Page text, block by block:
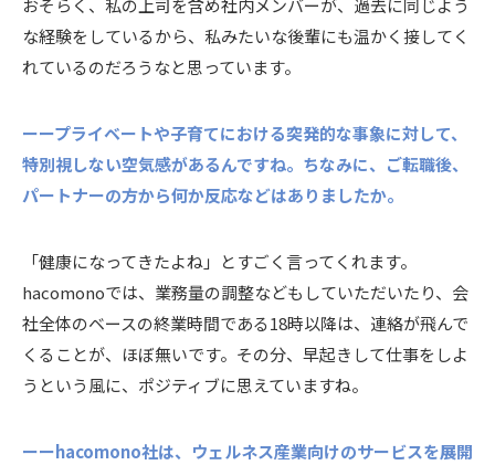
おそらく、私の上司を含め社内メンバーが、過去に同じよう
な経験をしているから、私みたいな後輩にも温かく接してく
れているのだろうなと思っています。
ーープライベートや子育てにおける突発的な事象に対して、
特別視しない空気感があるんですね。ちなみに、ご転職後、
パートナーの方から何か反応などはありましたか。
「健康になってきたよね」とすごく言ってくれます。
hacomonoでは、業務量の調整などもしていただいたり、会
社全体のベースの終業時間である18時以降は、連絡が飛んで
くることが、ほぼ無いです。その分、早起きして仕事をしよ
うという風に、ポジティブに思えていますね。
ーーhacomono社は、ウェルネス産業向けのサービスを展開